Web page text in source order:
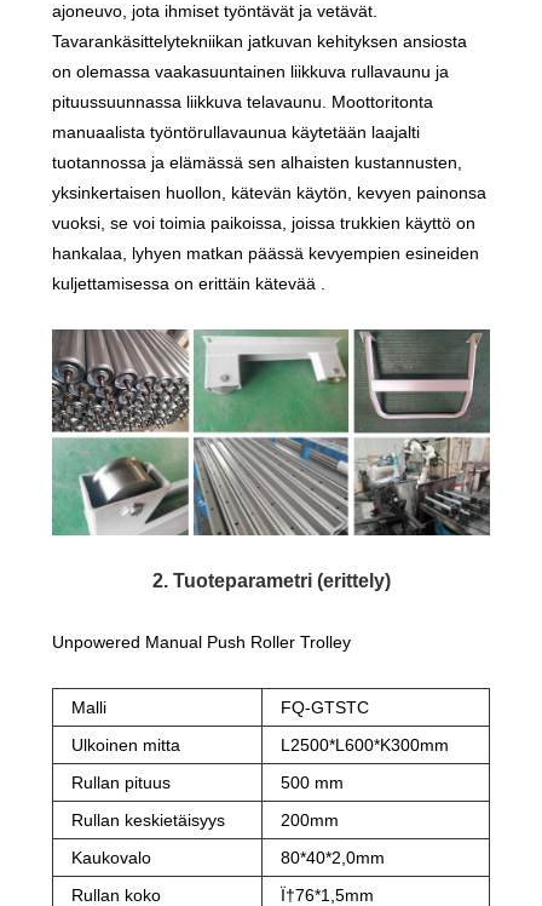
ajoneuvo, jota ihmiset työntävät ja vetävät.
Tavarankäsittelytekniikan jatkuvan kehityksen ansiosta
on olemassa vaakasuuntainen liikkuva rullavaunu ja
pituussuunnassa liikkuva telavaunu. Moottoritonta
manuaalista työntörullavaunua käytetään laajalti
tuotannossa ja elämässä sen alhaisten kustannusten,
yksinkertaisen huollon, kätevän käytön, kevyen painonsa
vuoksi, se voi toimia paikoissa, joissa trukkien käyttö on
hankalaa, lyhyen matkan päässä kevyempien esineiden
kuljettamisessa on erittäin kätevää .
2. Tuoteparametri (erittely)
Unpowered Manual Push Roller Trolley
Malli
FQ-GTSTC
Ulkoinen mitta
L2500*L600*K300mm
Rullan pituus
500 mm
Rullan keskietäisyys
200mm
Kaukovalo
80*40*2,0mm
Rullan koko
Ï†76*1,5mm